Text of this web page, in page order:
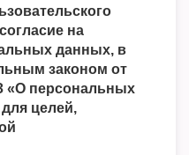
на
данных, в
законом от
«О персональных
целей,